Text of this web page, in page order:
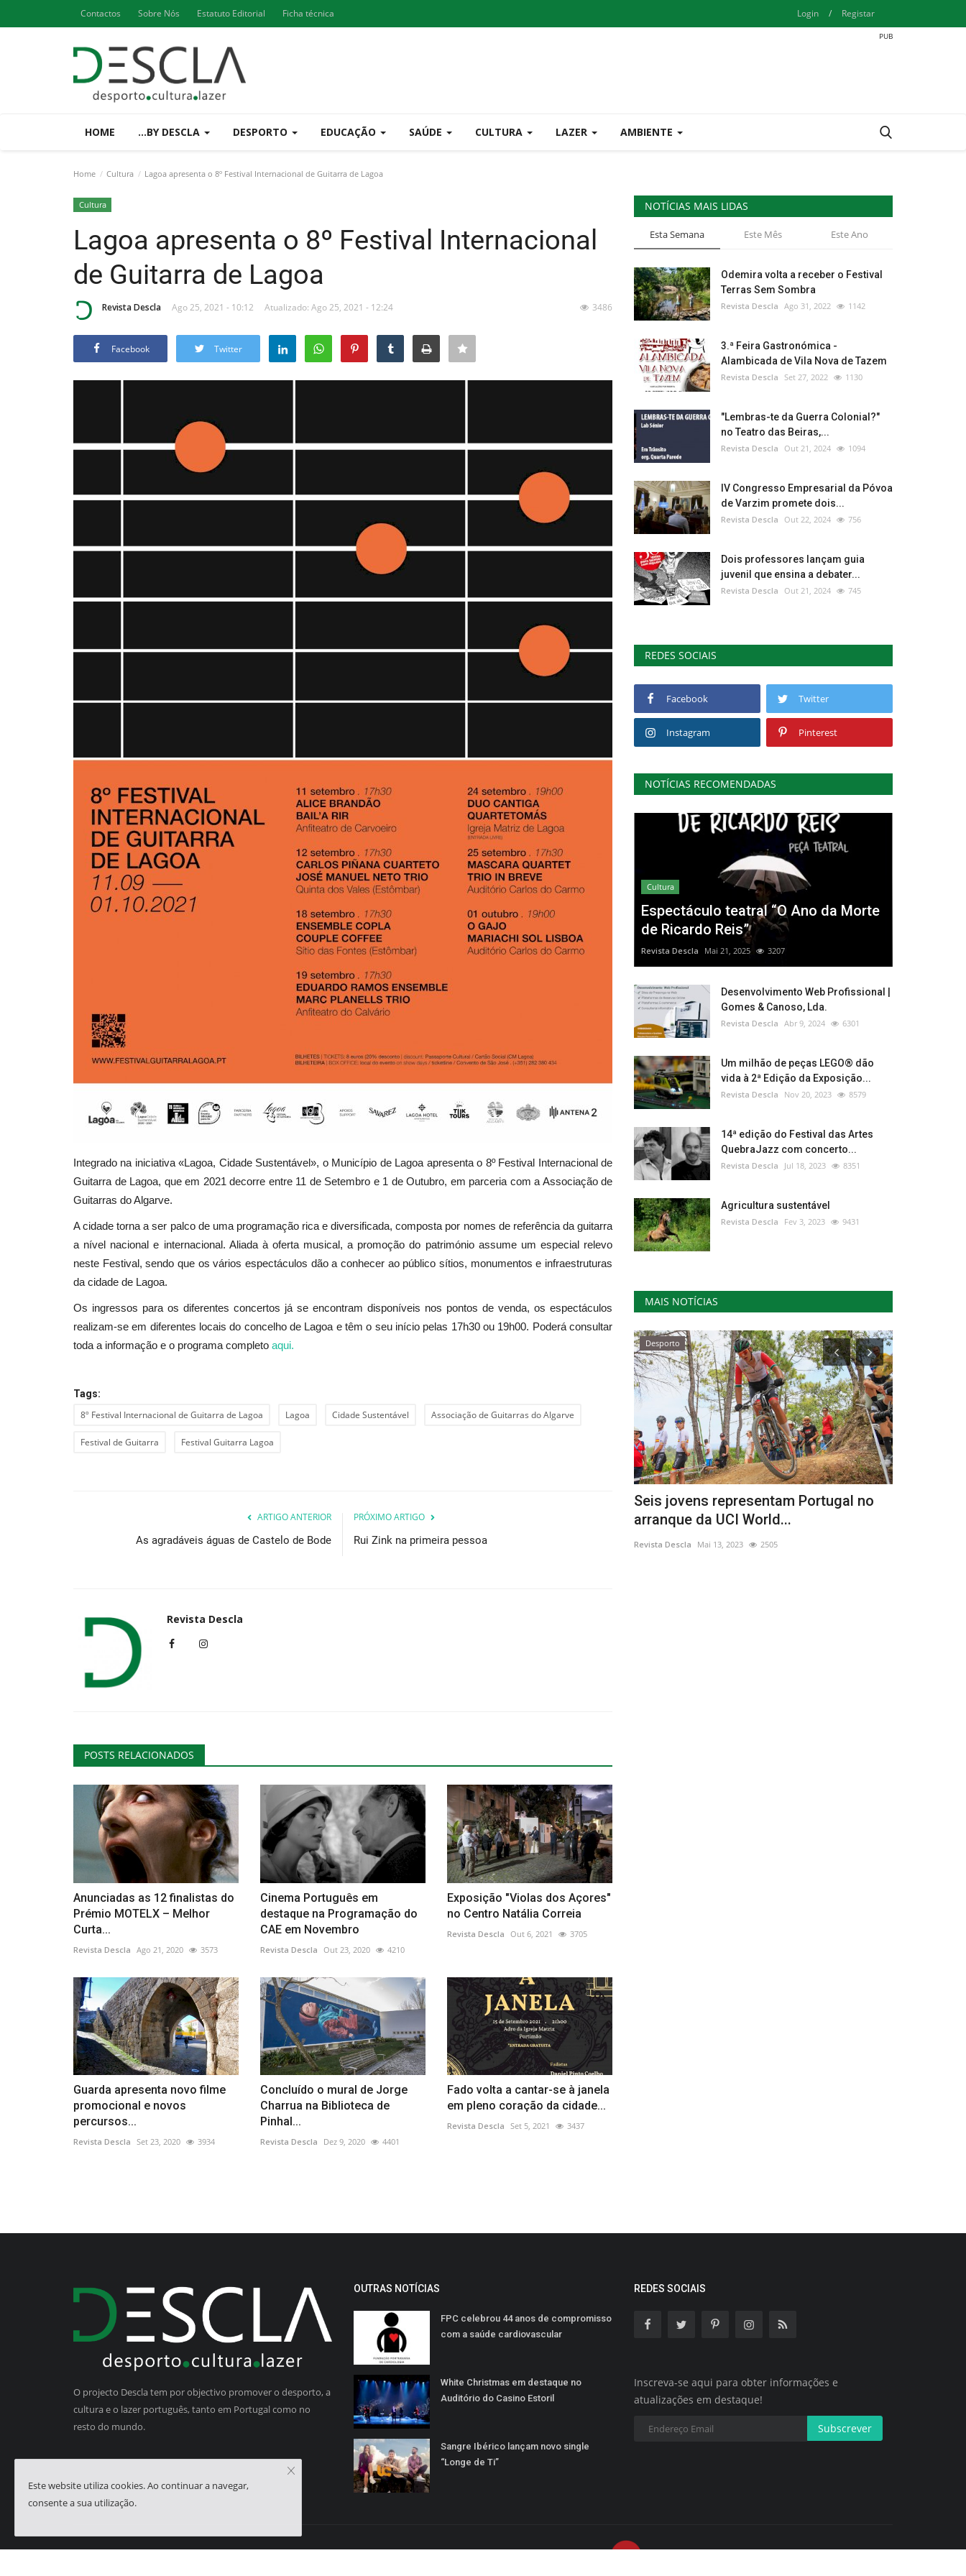
Contactos Sobre Nós Estatuto Editorial Ficha técnica Login / Registar
HOME ...BY DESCLA DESPORTO EDUCAÇÃO SAÚDE CULTURA LAZER AMBIENTE
Home Cultura Lagoa apresenta o 8º Festival Internacional de Guitarra de Lagoa
Cultura
Lagoa apresenta o 8º Festival Internacional
de Guitarra de Lagoa
Revista Descla Ago 25, 2021 - 10:12 Atualizado: Ago 25, 2021 - 12:24 3486
Facebook Twitter
Integrado na iniciativa «Lagoa, Cidade Sustentável», o Município de Lagoa apresenta o 8º Festival Internacional de
Guitarra de Lagoa, que em 2021 decorre entre 11 de Setembro e 1 de Outubro, em parceria com a Associação de
Guitarras do Algarve.
A cidade torna a ser palco de uma programação rica e diversificada, composta por nomes de referência da guitarra
a nível nacional e internacional. Aliada à oferta musical, a promoção do património assume um especial relevo
neste Festival, sendo que os vários espectáculos dão a conhecer ao público sítios, monumentos e infraestruturas
da cidade de Lagoa.
Os ingressos para os diferentes concertos já se encontram disponíveis nos pontos de venda, os espectáculos
realizam-se em diferentes locais do concelho de Lagoa e têm o seu início pelas 17h30 ou 19h00. Poderá consultar
toda a informação e o programa completo aqui.
Tags:
8º Festival Internacional de Guitarra de Lagoa Lagoa Cidade Sustentável Associação de Guitarras do Algarve
Festival de Guitarra Festival Guitarra Lagoa
ARTIGO ANTERIOR
As agradáveis águas de Castelo de Bode
PRÓXIMO ARTIGO
Rui Zink na primeira pessoa
Revista Descla
POSTS RELACIONADOS
Anunciadas as 12 finalistas do
Prémio MOTELX – Melhor
Curta...
Revista Descla Ago 21, 2020 3573
Cinema Português em
destaque na Programação do
CAE em Novembro
Revista Descla Out 23, 2020 4210
Exposição "Violas dos Açores"
no Centro Natália Correia
Revista Descla Out 6, 2021 3705
Guarda apresenta novo filme
promocional e novos
percursos...
Revista Descla Set 23, 2020 3934
Concluído o mural de Jorge
Charrua na Biblioteca de
Pinhal...
Revista Descla Dez 9, 2020 4401
Fado volta a cantar-se à janela
em pleno coração da cidade...
Revista Descla Set 5, 2021 3437
NOTÍCIAS MAIS LIDAS
Esta Semana Este Mês Este Ano
Odemira volta a receber o Festival
Terras Sem Sombra
Revista Descla Ago 31, 2022 1142
3.ª Feira Gastronómica -
Alambicada de Vila Nova de Tazem
Revista Descla Set 27, 2022 1130
"Lembras-te da Guerra Colonial?"
no Teatro das Beiras,...
Revista Descla Out 21, 2024 1094
IV Congresso Empresarial da Póvoa
de Varzim promete dois...
Revista Descla Out 22, 2024 756
Dois professores lançam guia
juvenil que ensina a debater...
Revista Descla Out 21, 2024 745
REDES SOCIAIS
Facebook Twitter
Instagram Pinterest
NOTÍCIAS RECOMENDADAS
Cultura
Espectáculo teatral “O Ano da Morte
de Ricardo Reis”
Revista Descla Mai 21, 2025 3207
Desenvolvimento Web Profissional |
Gomes & Canoso, Lda.
Revista Descla Abr 9, 2024 6301
Um milhão de peças LEGO® dão
vida à 2ª Edição da Exposição...
Revista Descla Nov 20, 2023 8579
14ª edição do Festival das Artes
QuebraJazz com concerto...
Revista Descla Jul 18, 2023 8351
Agricultura sustentável
Revista Descla Fev 3, 2023 9431
MAIS NOTÍCIAS
Educação
Revista Descla Dez 20, 2020 4281
Desporto
Seis jovens representam Portugal no
arranque da UCI World...
Revista Descla Mai 13, 2023 2505
O projecto Descla tem por objectivo promover o desporto, a
cultura e o lazer português, tanto em Portugal como no
resto do mundo.
OUTRAS NOTÍCIAS
FPC celebrou 44 anos de compromisso
com a saúde cardiovascular
White Christmas em destaque no
Auditório do Casino Estoril
Sangre Ibérico lançam novo single
“Longe de Ti”
REDES SOCIAIS
Inscreva-se aqui para obter informações e
atualizações em destaque!
Subscrever
Este website utiliza cookies. Ao continuar a navegar,
consente a sua utilização.